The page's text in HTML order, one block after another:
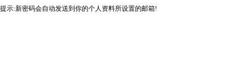
提示:新密码会自动发送到你的个人资料所设置的邮箱!